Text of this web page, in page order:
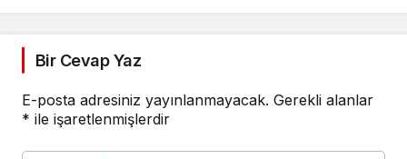
Bir Cevap Yaz
E-posta adresiniz yayınlanmayacak. Gerekli alanlar
* ile işaretlenmişlerdir